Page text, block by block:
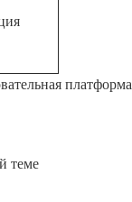
платформа
теме